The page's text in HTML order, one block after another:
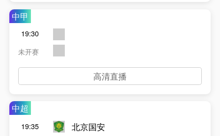
中甲
19:30
未开赛
高清直播
中超
19:35
北京国安